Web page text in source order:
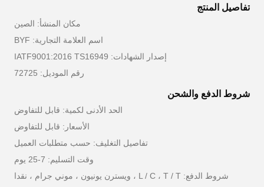
تفاصيل المنتج
مكان المنشأ: الصين
اسم العلامة التجارية: BYF
إصدار الشهادات: IATF9001:2016 TS16949
رقم الموديل: 72725
شروط الدفع والشحن
الحد الأدنى لكمية: قابل للتفاوض
الأسعار: قابل للتفاوض
تفاصيل التغليف: حسب متطلبات العميل
وقت التسليم: 7-25 يوم
شروط الدفع: L / C ، T / T ، ويسترن يونيون ، موني جرام ، نقدا